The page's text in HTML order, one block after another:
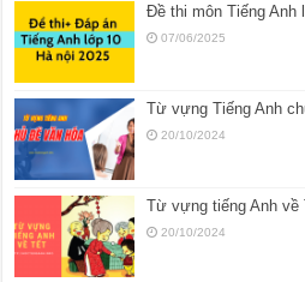
Đề thi môn Tiếng Anh
07/06/2025
Từ vựng Tiếng Anh
20/10/2024
Từ vựng tiếng Anh về
20/10/2024